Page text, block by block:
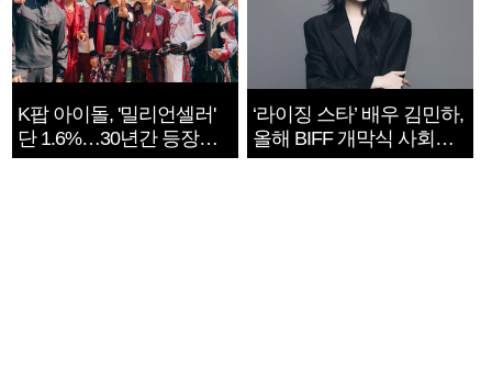
K팝 아이돌, '밀리언셀러'
단 1.6%…30년간 등장
1182개팀 전수조사
‘라이징 스타’ 배우 김민하,
올해 BIFF 개막식 사회자
확정